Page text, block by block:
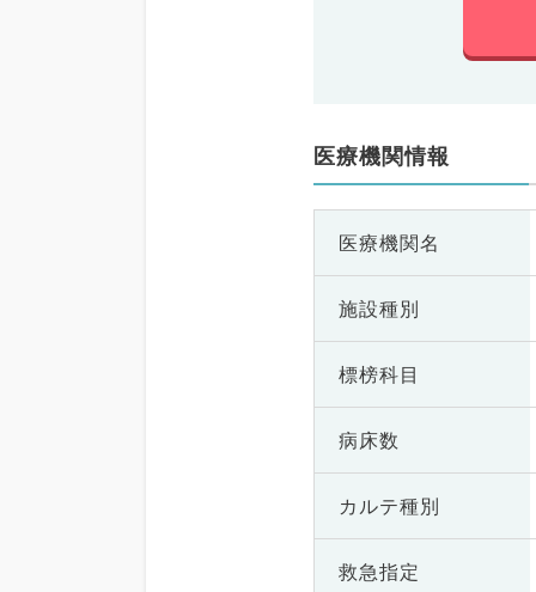
医療機関情報
医療機関名
施設種別
標榜科目
病床数
カルテ種別
救急指定